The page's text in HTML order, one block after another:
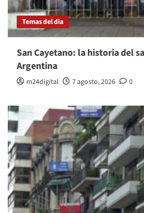
Temas del dia
San Cayetano: la historia del
Argentina
m24digital 7 agosto, 2026 0